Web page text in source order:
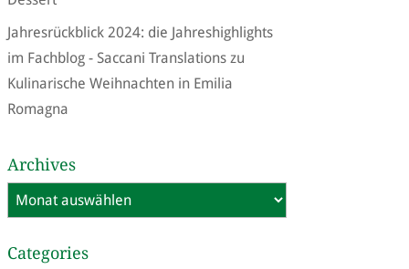
Jahresrückblick 2024: die Jahreshighlights
im Fachblog - Saccani Translationszu
Kulinarische Weihnachten in Emilia
Romagna
Archives
Archives
Categories